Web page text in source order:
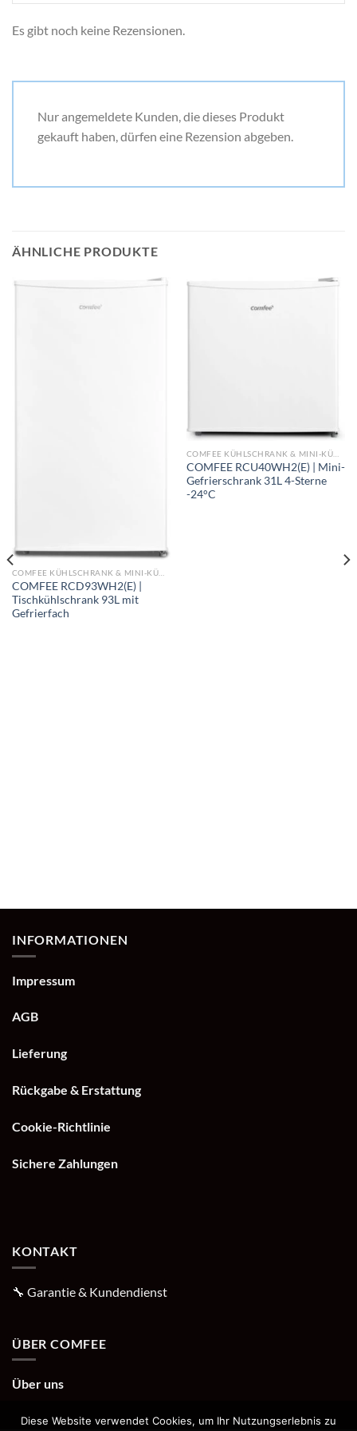
Es gibt noch keine Rezensionen.
Nur angemeldete Kunden, die dieses Produkt
gekauft haben, dürfen eine Rezension abgeben.
ÄHNLICHE PRODUKTE
COMFEE KÜHLSCHRANK & MINI-KÜHLSCHRANK | ALLE MODELLE IM VERGLEICH
COMFEE RCD93WH2(E) |
Tischkühlschrank 93L mit
Gefrierfach
COMFEE RCU40WH2(E) | Mini-
Gefrierschrank 31L 4-Sterne
-24°C
INFORMATIONEN
Impressum
AGB
Lieferung
Rückgabe & Erstattung
Cookie-Richtlinie
Sichere Zahlungen
KONTAKT
🔧 Garantie & Kundendienst
ÜBER COMFEE
Über uns
Diese Website verwendet Cookies, um Ihr Nutzungserlebnis zu